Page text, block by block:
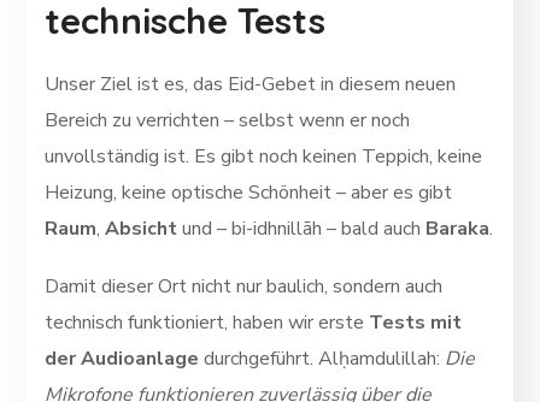
technische Tests
Unser Ziel ist es, das Eid-Gebet in diesem neuen
Bereich zu verrichten – selbst wenn er noch
unvollständig ist. Es gibt noch keinen Teppich, keine
Heizung, keine optische Schönheit – aber es gibt
Raum,Absichtund – bi-idhnillāh – bald auch Baraka.
Damit dieser Ort nicht nur baulich, sondern auch
technisch funktioniert, haben wir erste Tests mit
der Audioanlage durchgeführt. Alḥamdulillah: Die
Mikrofone funktionieren zuverlässig über die